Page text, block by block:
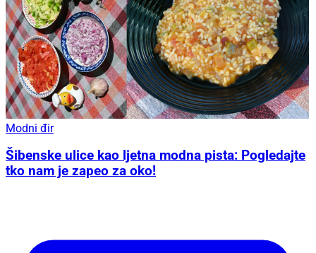
Modni đir
Šibenske ulice kao ljetna modna pista: Pogledajte
tko nam je zapeo za oko!